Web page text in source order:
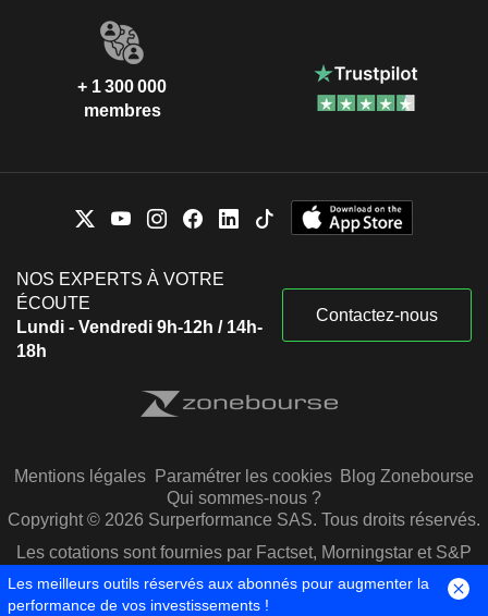
+ 1 300 000
membres
NOS EXPERTS À VOTRE
ÉCOUTE
Lundi - Vendredi 9h-12h / 14h-
18h
Contactez-nous
Mentions légales Paramétrer les cookies Blog Zonebourse
Qui sommes-nous ?
Copyright © 2026 Surperformance SAS. Tous droits réservés.
Les cotations sont fournies par Factset, Morningstar et S&P
Capital IQ
Les meilleurs outils réservés aux abonnés pour augmenter la
performance de vos investissements !